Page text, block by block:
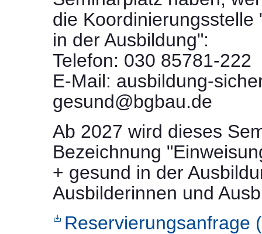
die Koordinierungsstelle
in der Ausbildung":
Telefon: 030 85781-222
E-Mail: ausbildung-
gesund@bgbau.de
Ab 2027 wird dieses
Bezeichnung
+ gesund in der
Ausbilderinnen und
Reservierungsanfrage